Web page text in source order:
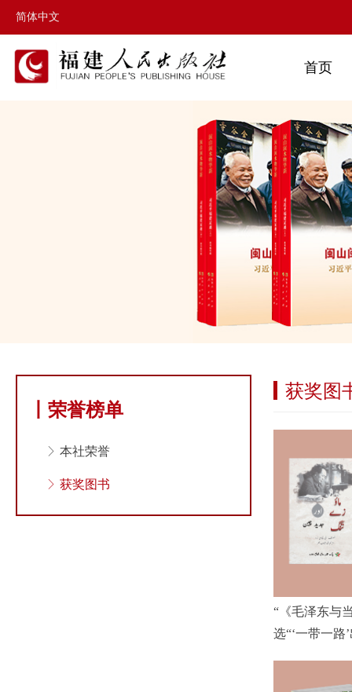
首页
简体中文
丨荣誉榜单
ꁕ 本社荣誉
ꁕ 获奖图书
获奖图
“《毛泽东与
选“‘一带一路